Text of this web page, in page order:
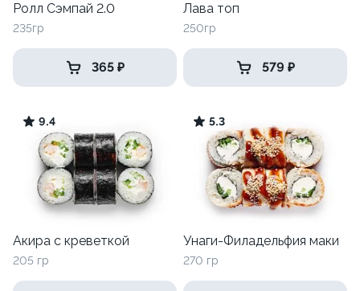
Ролл Сэмпай 2.0
235гр
365 ₽
Лава топ
250гр
579 ₽
9.4
Акира с креветкой
205 гр
5.3
Унаги-Филадельфия маки
270 гр